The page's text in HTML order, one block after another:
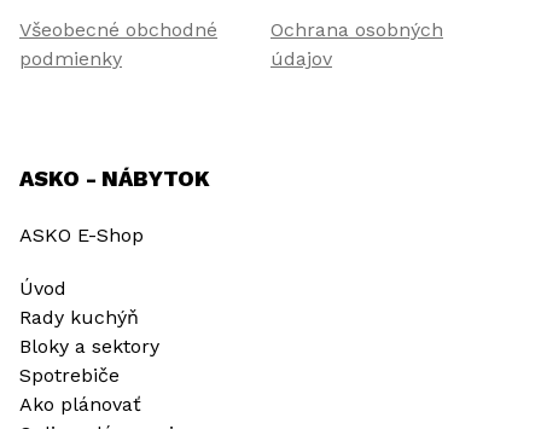
Všeobecné obchodné
podmienky
Ochrana osobných
údajov
ASKO - NÁBYTOK
ASKO E-Shop
Úvod
Rady kuchýň
Bloky a sektory
Spotrebiče
Ako plánovať